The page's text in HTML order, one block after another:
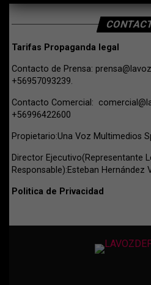
Tarifas Propaganda legal
Contacto de Prensa:
+56957093239.
Contacto Comercial:
+56996422600
Propietario:Una Voz Multimedios
Director Ejecutivo(Representante
Responsable):Esteban Hernández
Politica de Privacidad